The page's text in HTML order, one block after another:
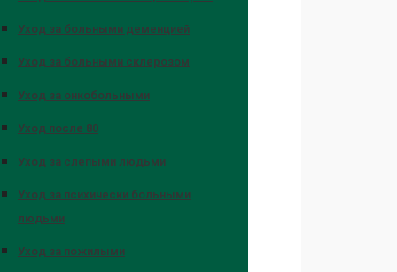
Уход за больными деменцией
Уход за больными склерозом
Уход за онкобольными
Уход после 80
Уход за слепыми людьми
Уход за психически больными
людьми
Уход за пожилыми